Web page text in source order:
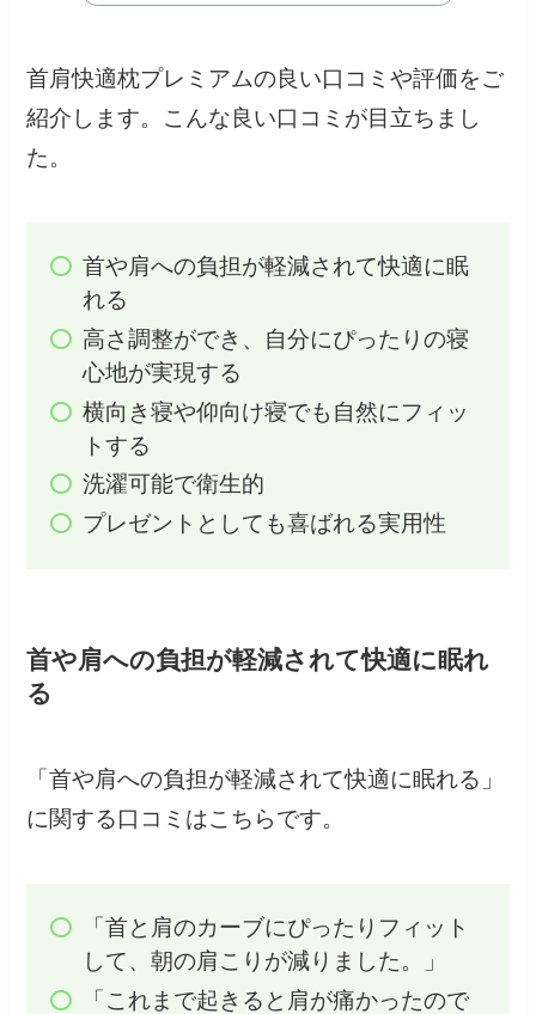
首肩快適枕プレミアムの良い口コミや評価をご
紹介します。こんな良い口コミが目立ちまし
た。
首や肩への負担が軽減されて快適に眠
れる
高さ調整ができ、自分にぴったりの寝
心地が実現する
横向き寝や仰向け寝でも自然にフィッ
トする
洗濯可能で衛生的
プレゼントとしても喜ばれる実用性
首や肩への負担が軽減されて快適に眠れ
る
「首や肩への負担が軽減されて快適に眠れる」
に関する口コミはこちらです。
「首と肩のカーブにぴったりフィット
して、朝の肩こりが減りました。」
「これまで起きると肩が痛かったので